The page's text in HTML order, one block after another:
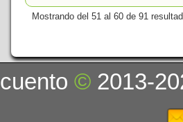
Mostrando del 51 al 60 de 91
cuento© 2013-